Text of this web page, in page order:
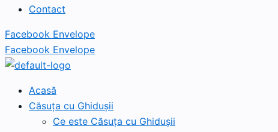
Contact
Facebook Envelope
Facebook Envelope
Acasă
Căsuța cu Ghidușii
Ce este Căsuța cu Ghidușii